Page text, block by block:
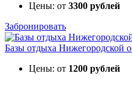
Цены: от 3300 рублей
Забронировать
Базы отдыха Нижегородской
Цены: от 1200 рублей